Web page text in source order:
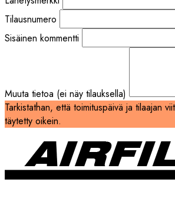
Tilausnumero
Sisäinen kommentti
Muuta tietoa (ei näy tilauksella)
Tarkistathan, että toimituspäivä ja tilaajan
täytetty oikein.